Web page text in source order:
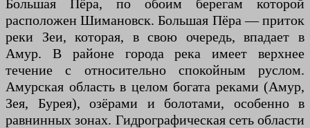
Большая Пёра, по обоим берегам которой
расположен Шимановск. Большая Пёра — приток
реки Зеи, которая, в свою очередь, впадает в
Амур. В районе города река имеет верхнее
течение с относительно спокойным руслом.
Амурская область в целом богата реками (Амур,
Зея, Бурея), озёрами и болотами, особенно в
равнинных зонах. Гидрографическая сеть области